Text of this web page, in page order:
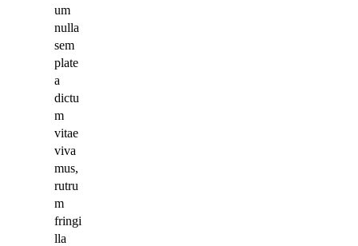
um
nulla
sem
plate
a
dictu
m
vitae
viva
mus,
rutru
m
fringi
lla